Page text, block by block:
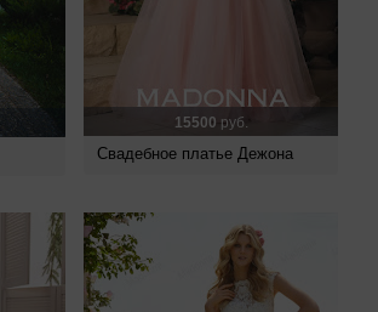
15500 руб.
Свадебное платье Дежона